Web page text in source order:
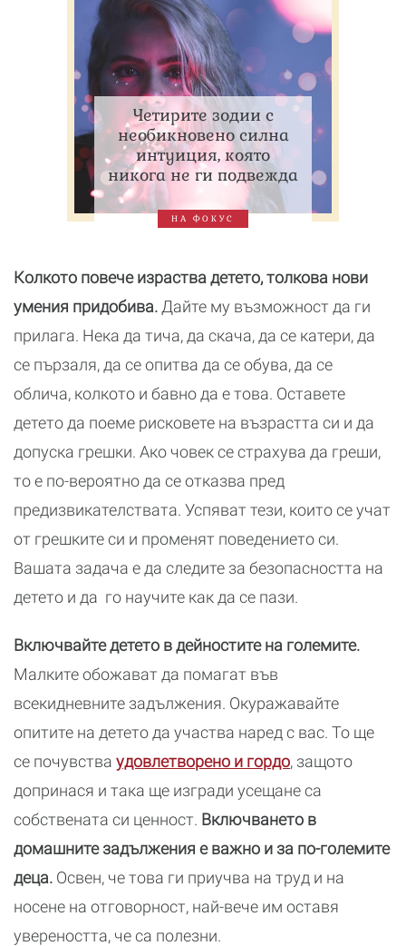
Четирите зодии с
необикновено силна
интуиция, която
никога не ги подвежда
НА ФОКУС
Колкото повече израства детето, толкова нови
умения придобива. Дайте му възможност да ги
прилага. Нека да тича, да скача, да се катери, да
се пързаля, да се опитва да се обува, да се
облича, колкото и бавно да е това. Оставете
детето да поеме рисковете на възрастта си и да
допуска грешки. Ако човек се страхува да греши,
то е по-вероятно да се отказва пред
предизвикателствата. Успяват тези, които се учат
от грешките си и променят поведението си.
Вашата задача е да следите за безопасността на
детето и да го научите как да се пази.
Включвайте детето в дейностите на големите.
Малките обожават да помагат във
всекидневните задължения. Окуражавайте
опитите на детето да участва наред с вас. То ще
се почувства удовлетворено и гордо, защото
допринася и така ще изгради усещане са
собствената си ценност. Включването в
домашните задължения е важно и за по-големите
деца. Освен, че това ги приучва на труд и на
носене на отговорност, най-вече им оставя
увереността, че са полезни.